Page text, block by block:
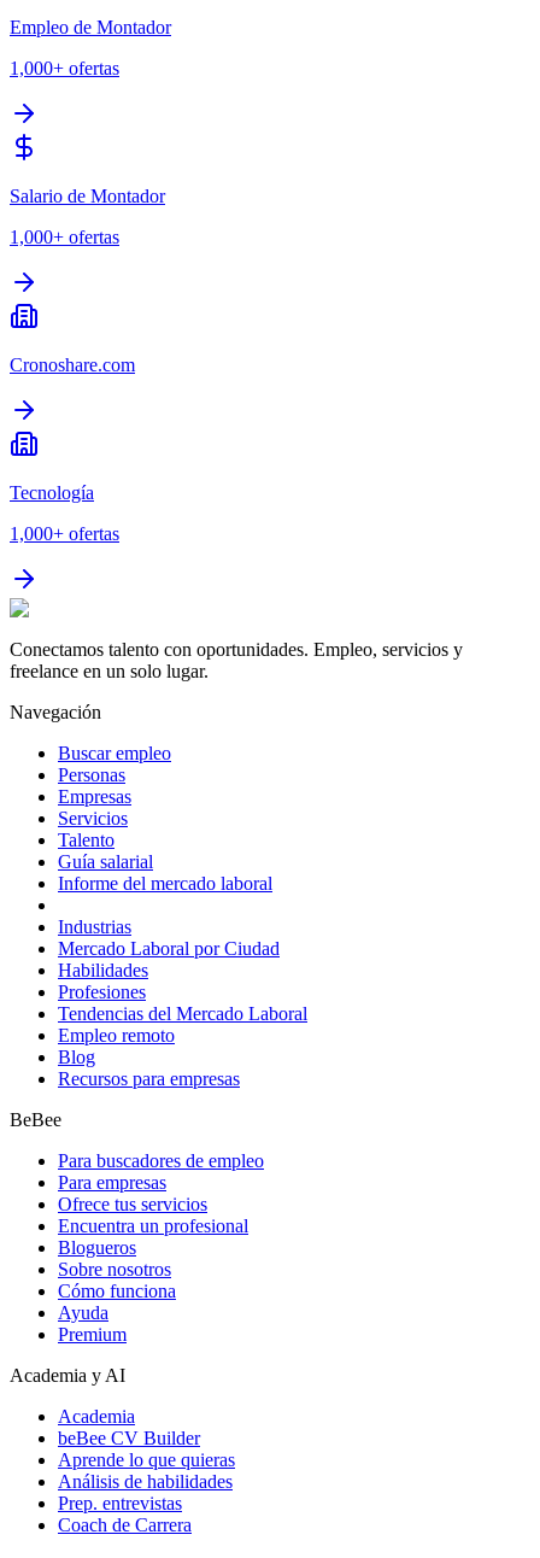
Empleo de Montador
1,000+ ofertas
Salario de Montador
1,000+ ofertas
Cronoshare.com
Tecnología
1,000+ ofertas
Conectamos talento con oportunidades. Empleo, servicios y
freelance en un solo lugar.
Navegación
Buscar empleo
Personas
Empresas
Servicios
Talento
Guía salarial
Informe del mercado laboral
Industrias
Mercado Laboral por Ciudad
Habilidades
Profesiones
Tendencias del Mercado Laboral
Empleo remoto
Blog
Recursos para empresas
BeBee
Para buscadores de empleo
Para empresas
Ofrece tus servicios
Encuentra un profesional
Blogueros
Sobre nosotros
Cómo funciona
Ayuda
Premium
Academia y AI
Academia
beBee CV Builder
Aprende lo que quieras
Análisis de habilidades
Prep. entrevistas
Coach de Carrera